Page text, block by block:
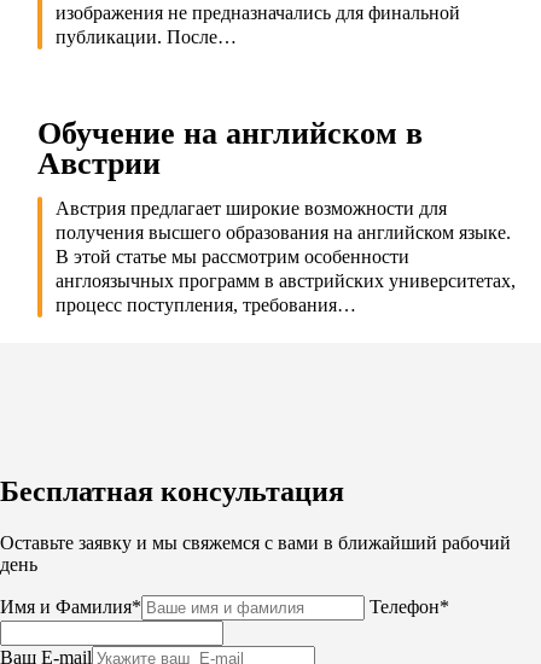
изображения не предназначались для финальной
публикации. После…
Обучение на английском в
Австрии
Австрия предлагает широкие возможности для
получения высшего образования на английском языке.
В этой статье мы рассмотрим особенности
англоязычных программ в австрийских университетах,
процесс поступления, требования…
Бесплатная консультация
Оставьте заявку и мы свяжемся с вами в ближайший рабочий
день
Имя и Фамилия* Телефон*
Ваш E-mail